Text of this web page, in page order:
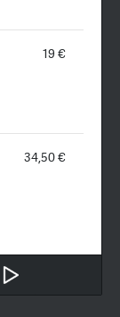
19 €
34,50 €